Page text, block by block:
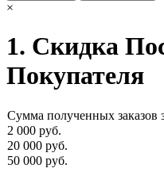
×
1. Скидка
Покупателя
Сумма полученных заказов
2 000 руб.
20 000 руб.
50 000 руб.